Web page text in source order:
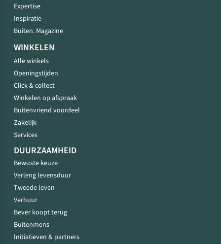
Expertise
Inspiratie
Buiten. Magazine
WINKELEN
Alle winkels
Openingstijden
Click & collect
Winkelen op afspraak
Buitenvriend voordeel
Zakelijk
Services
DUURZAAMHEID
Bewuste keuze
Verleng levensduur
Tweede leven
Verhuur
Bever koopt terug
Buitenmens
Initiatieven & partners